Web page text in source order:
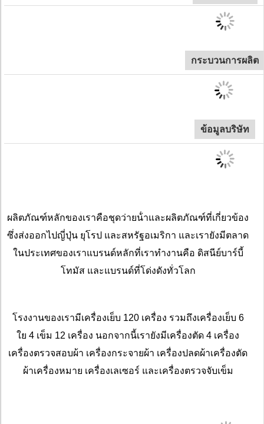
กระบวนการผลิต
ข้อมูลบริษัท
ผลิตภัณฑ์หลักของเราคือชุดว่ายน้ําและผลิตภัณฑ์ที่เกี่ยวข้อง
ซึ่งส่งออกไปญี่ปุ่น ยุโรป และสหรัฐอเมริกา และเรายังมีตลาด
ในประเทศของเราแบรนด์หลักที่เราทํางานคือ ดิสนีย์บาร์บี้
โทมัส และแบรนด์ที่โด่งดังทั่วโลก
โรงงานของเรามีเครื่องเย็บ 120 เครื่อง รวมถึงเครื่องเย็บ 6
ใย 4 เข็ม 12 เครื่อง นอกจากนี้เรายังมีเครื่องตัด 4 เครื่อง
เครื่องตรวจสอบผ้า เครื่องกระจายผ้า เครื่องปลดผ้าเครื่องตัด
ผ้าเครื่องหมาย เครื่องเลเซอร์ และเครื่องตรวจจับเข็ม